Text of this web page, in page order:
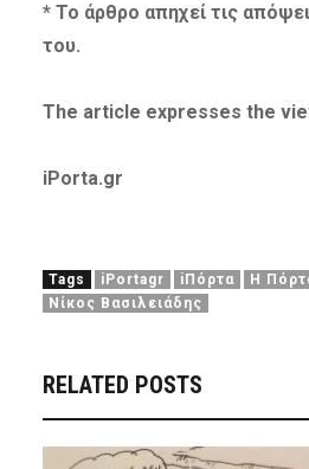
* Το άρθρο απηχεί τις
του.
The article expresses the
iPorta.gr
Tags iPortagr iΠόρτα Η
Νίκος Βασιλειάδης
RELATED POSTS